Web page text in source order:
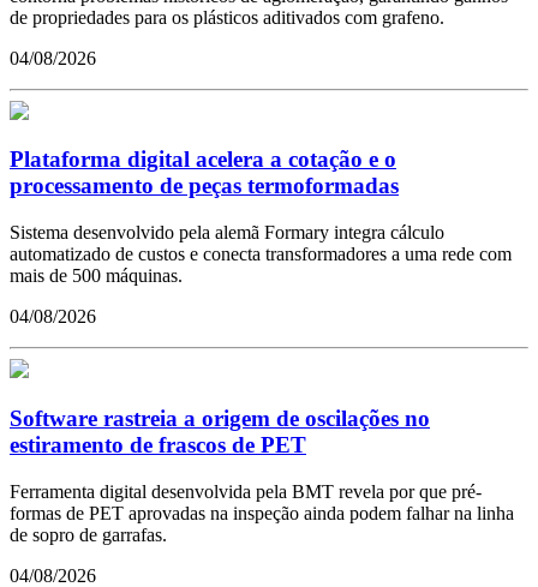
de propriedades para os plásticos aditivados com grafeno.
04/08/2026
Plataforma digital acelera a cotação e o
processamento de peças termoformadas
Sistema desenvolvido pela alemã Formary integra cálculo
automatizado de custos e conecta transformadores a uma rede com
mais de 500 máquinas.
04/08/2026
Software rastreia a origem de oscilações no
estiramento de frascos de PET
Ferramenta digital desenvolvida pela BMT revela por que pré-
formas de PET aprovadas na inspeção ainda podem falhar na linha
de sopro de garrafas.
04/08/2026